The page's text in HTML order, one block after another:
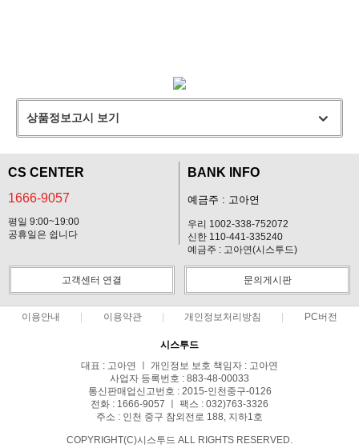
상품정보고시 보기
CS CENTER
1666-9057
평일 9:00~19:00
공휴일은 쉽니다
BANK INFO
예금주 : 고아연
우리 1002-338-752072
신한 110-441-335240
예금주 : 고아연(시스투드)
고객센터 연결 문의게시판
이용안내 이용약관 개인정보처리방침 PC버전
시스투드
대표 : 고아연 ㅣ 개인정보 보호 책임자 : 고아연
사업자 등록번호 : 883-48-00033
통신판매업신고번호 : 2015-인천중구-0126
전화 : 1666-9057 ㅣ 팩스 : 032)763-3326
주소 : 인천 중구 참외전로 188, 지하1호
COPYRIGHT(C)시스투드 ALL RIGHTS RESERVED.